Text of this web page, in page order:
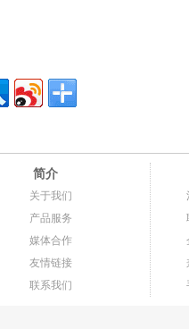
简介
关于我们
产品服务
媒体合作
友情链接
联系我们